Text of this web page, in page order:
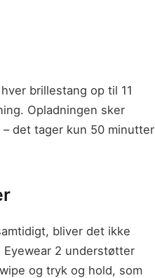
brillestang op til 11
Opladningen sker
det tager kun 50 minutter
bliver det ikke
2 understøtter
og tryk og hold, som